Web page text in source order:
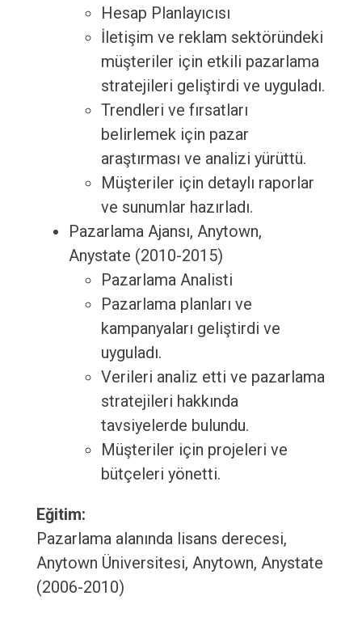
Hesap Planlayıcısı
İletişim ve reklam sektöründeki
müşteriler için etkili pazarlama
stratejileri geliştirdi ve uyguladı.
Trendleri ve fırsatları
belirlemek için pazar
araştırması ve analizi yürüttü.
Müşteriler için detaylı raporlar
ve sunumlar hazırladı.
Pazarlama Ajansı, Anytown,
Anystate (2010-2015)
Pazarlama Analisti
Pazarlama planları ve
kampanyaları geliştirdi ve
uyguladı.
Verileri analiz etti ve pazarlama
stratejileri hakkında
tavsiyelerde bulundu.
Müşteriler için projeleri ve
bütçeleri yönetti.
Eğitim:
Pazarlama alanında lisans derecesi,
Anytown Üniversitesi, Anytown, Anystate
(2006-2010)